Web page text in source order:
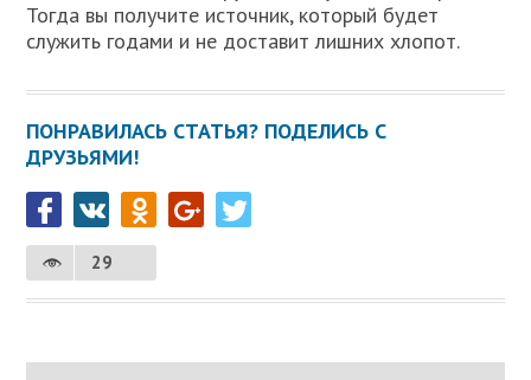
Тогда вы получите источник, который будет
служить годами и не доставит лишних хлопот.
ПОНРАВИЛАСЬ СТАТЬЯ? ПОДЕЛИСЬ С
ДРУЗЬЯМИ!
29